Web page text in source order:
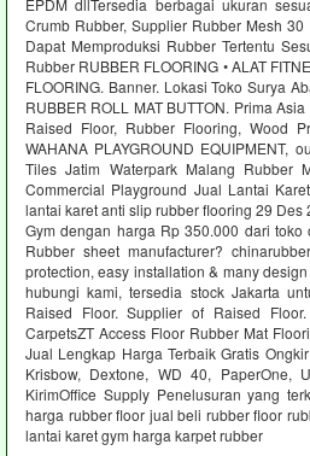
EPDM dllTersedia berbagai ukuran
Crumb Rubber, Supplier Rubber Mesh
Dapat Memproduksi Rubber Tertentu
Rubber RUBBER FLOORING • ALAT
FLOORING. Banner. Lokasi Toko Surya
RUBBER ROLL MAT BUTTON. Prima
Raised Floor, Rubber Flooring, Wood
WAHANA PLAYGROUND
Tiles Jatim Waterpark Malang Rubber
Commercial Playground Jual Lantai
lantai karet anti slip rubber flooring 29
Gym dengan harga Rp 350.000 dari
Rubber sheet manufacturer?
protection, easy installation & many
hubungi kami, tersedia stock Jakarta
Raised Floor. Supplier of Raised
CarpetsZT Access Floor Rubber Mat
Jual Lengkap Harga Terbaik Gratis
Krisbow, Dextone, WD 40, PaperOne,
KirimOffice Supply Penelusuran yang
harga rubber floor jual beli rubber floor
lantai karet gym harga karpet rubber